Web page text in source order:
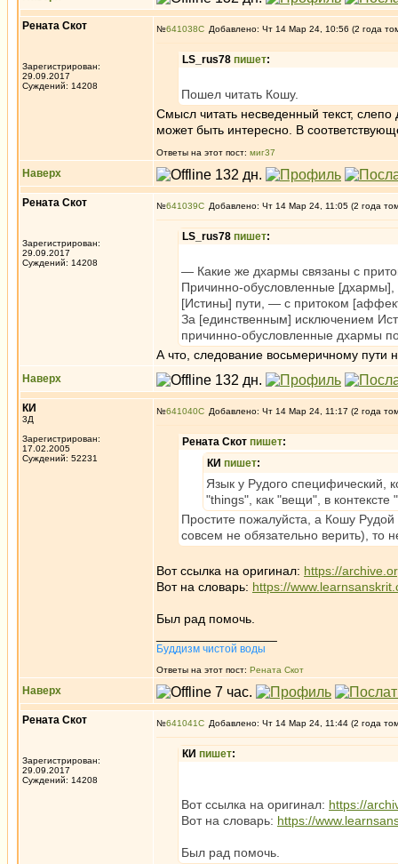
Рената Скот
Зарегистрирован:
29.09.2017
Суждений: 14208
№641038 Добавлено: Чт 14 Мар 24, 10:56 (2 года
LS_rus78 пишет:
Пошел читать Кошу.
Смысл читать несведенный текст,
может быть интересно. В
Ответы на этот пост: миг37
Наверх
Рената Скот
Зарегистрирован:
29.09.2017
Суждений: 14208
№641039 Добавлено: Чт 14 Мар 24, 11:05 (2 года
LS_rus78 пишет:
— Какие же дхармы связаны с
Причинно-обусловленные [дхармы],
[Истины] пути, — с притоком
За [единственным] исключением
причинно-обусловленные дхармы
А что, следование восьмеричному
Наверх
КИ
3Д
Зарегистрирован:
17.02.2005
Суждений: 52231
№641040 Добавлено: Чт 14 Мар 24, 11:17 (2 года
Рената Скот пишет:
КИ пишет:
Язык у Рудого специфический,
"things", как "вещи", в контексте
Простите пожалуйста, а Кошу
совсем не обязательно верить), то
Вот ссылка на оригинал: https://
Вот на словарь: https://
Был рад помочь.
Буддизм чистой воды
Ответы на этот пост: Рената Скот
Наверх
Рената Скот
Зарегистрирован:
29.09.2017
Суждений: 14208
№641041 Добавлено: Чт 14 Мар 24, 11:44 (2 года
КИ пишет:
Вот ссылка на оригинал: https://
Вот на словарь: https://
Был рад помочь.